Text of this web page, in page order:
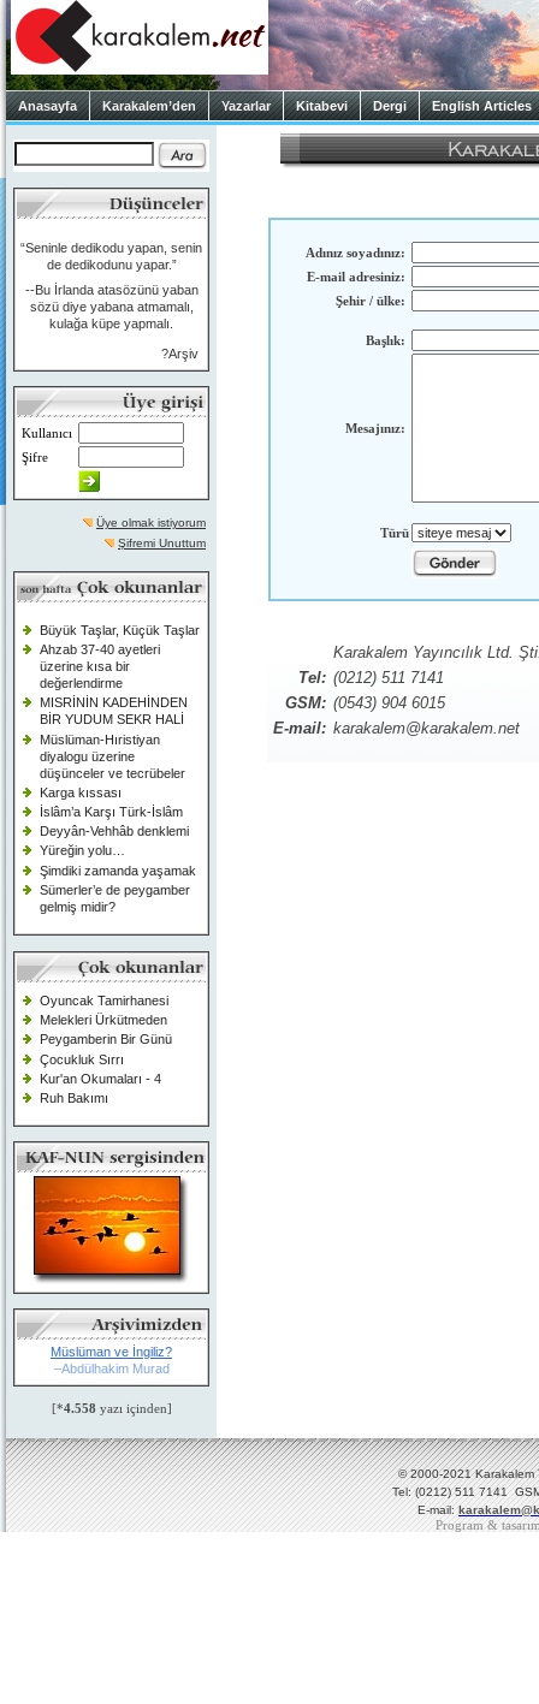
Anasayfa Karakalem’den Yazarlar Kitabevi Dergi English Articles
“Seninle dedikodu yapan, senin
de dedikodunu yapar.”
--Bu İrlanda atasözünü yaban
sözü diye yabana atmamalı,
kulağa küpe yapmalı.
?Arşiv
Kullanıcı
Şifre
Üye olmak istiyorum
Şifremi Unuttum
Büyük Taşlar, Küçük Taşlar
Ahzab 37-40 ayetleri
üzerine kısa bir
değerlendirme
MISRİNİN KADEHİNDEN
BİR YUDUM SEKR HALİ
Müslüman-Hıristiyan
diyalogu üzerine
düşünceler ve tecrübeler
Karga kıssası
İslâm’a Karşı Türk-İslâm
Deyyân-Vehhâb denklemi
Yüreğin yolu…
Şimdiki zamanda yaşamak
Sümerler’e de peygamber
gelmiş midir?
Oyuncak Tamirhanesi
Melekleri Ürkütmeden
Peygamberin Bir Günü
Çocukluk Sırrı
Kur'an Okumaları - 4
Ruh Bakımı
Müslüman ve İngiliz?
–Abdülhakim Murad
[*4.558 yazı içinden]
Adınız soyadınız:
E-mail adresiniz:
Şehir / ülke:
Başlık:
Mesajınız:
Türü
Karakalem Yayıncılık Ltd.
Tel: (0212) 511 7141
GSM: (0543) 904 6015
E-mail: karakalem@karakalem.net
© 2000-2021 Karakalem
Tel: (0212) 511 7141
E-mail:
Program &